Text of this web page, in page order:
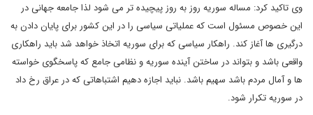
وی تاکید کرد: مساله سوریه روز به روز پیچیده تر می شود لذا جامعه جهانی در
این خصوص مسئول است که عملیاتی سیاسی را در این کشور برای پایان دادن به
درگیری ها آغاز کند. راهکار سیاسی که برای سوریه اتخاذ خواهد شد باید راهکاری
واقعی باشد و بتواند در ساختن آینده سوریه و نظامی جامع که پاسخگوی خواسته
ها و آمال مردم باشد سهیم باشد. نباید اجازه دهیم اشتباهاتی که در عراق رخ داد
در سوریه تکرار شود.